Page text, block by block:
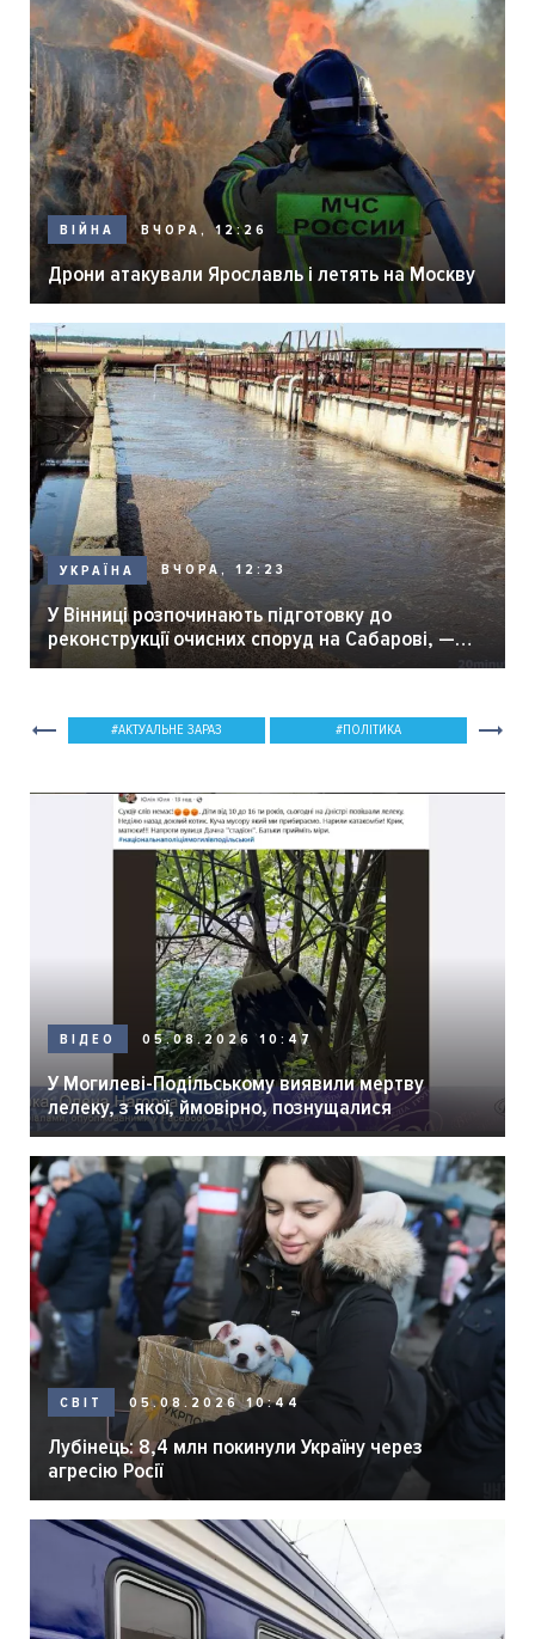
ВІЙНА ВЧОРА, 12:26
Дрони атакували Ярославль і летять на Москву
УКРАЇНА ВЧОРА, 12:23
У Вінниці розпочинають підготовку до
реконструкції очисних споруд на Сабарові, —
мер Вінниці.
АКТУАЛЬНЕ ЗАРАЗ ПОЛІТИКА
ВІДЕО 05.08.2026 10:47
У Могилеві-Подільському виявили мертву
лелеку, з якої, ймовірно, познущалися
СВІТ 05.08.2026 10:44
Лубінець: 8,4 млн покинули Україну через
агресію Росії